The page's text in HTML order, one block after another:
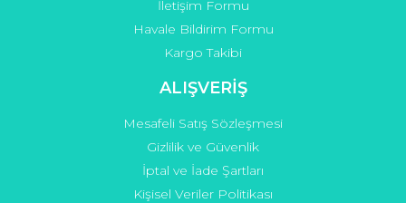
Gönder
İletişim Formu
Havale Bildirim Formu
Kargo Takibi
ALIŞVERİŞ
Mesafeli Satış Sözleşmesi
Gizlilik ve Güvenlik
İptal ve İade Şartları
Kişisel Veriler Politikası